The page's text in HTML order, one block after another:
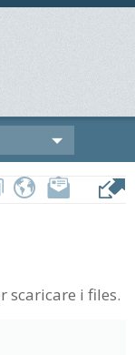
scaricare i files.